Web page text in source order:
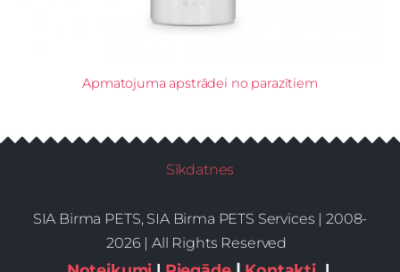
Apmatojuma apstrādei no parazītiem
Sīkdatnes
SIA Birma PETS, SIA Birma PETS Services | 2008-
2026 | All Rights Reserved